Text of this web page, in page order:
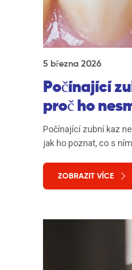
5 března 2026
Počínající
proč ho
Počínající zubní kaz
jak ho poznat, co s
ZOBRAZIT VÍCE